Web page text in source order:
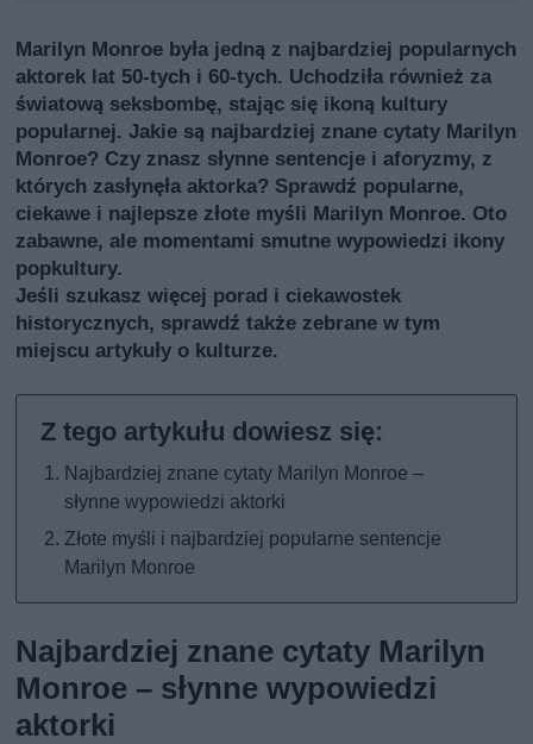
Marilyn Monroe była jedną z najbardziej popularnych
aktorek lat 50-tych i 60-tych. Uchodziła również za
światową seksbombę, stając się ikoną kultury
popularnej. Jakie są najbardziej znane cytaty Marilyn
Monroe? Czy znasz słynne sentencje i aforyzmy, z
których zasłynęła aktorka? Sprawdź popularne,
ciekawe i najlepsze złote myśli Marilyn Monroe. Oto
zabawne, ale momentami smutne wypowiedzi ikony
popkultury.
Jeśli szukasz więcej porad i ciekawostek
historycznych, sprawdź także zebrane w tym
miejscu artykuły o kulturze.
Najbardziej znane cytaty Marilyn Monroe –
słynne wypowiedzi aktorki
Złote myśli i najbardziej popularne sentencje
Marilyn Monroe
Najbardziej znane cytaty Marilyn
Monroe – słynne wypowiedzi
aktorki